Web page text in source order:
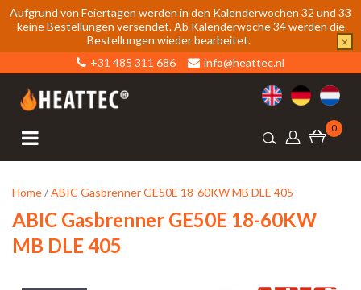
Aufgrund von Feiertagen werden in den Kalenderwochen 32 und 33
keine Bestellungen versendet. Ab Kalenderwoche 34 werden die
Bestellungen wieder bearbeitet.
×
+31 485 311 686
info@heattec.nl
0
Home/ABIC Gasbrenner GE50E 18-60KW MB DLE 405
ABIC Gasbrenner GE50E 18-60KW
MB DLE 405